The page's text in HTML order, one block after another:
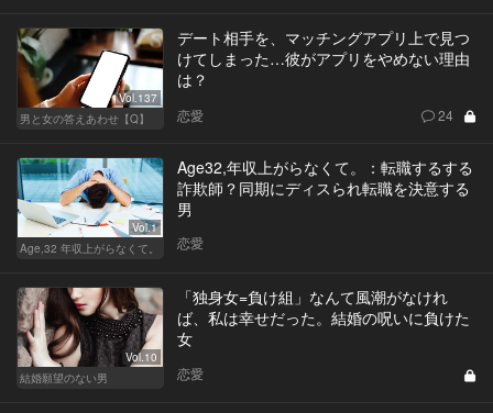
Vol.137
男と女の答えあわせ【Q】
デート相手を、マッチングアプリ上で見つ
けてしまった…彼がアプリをやめない理由
は？
恋愛 24
Vol.1
Age,32 年収上がらなくて。
Age32,年収上がらなくて。：転職するする
詐欺師？同期にディスられ転職を決意する
男
恋愛
Vol.10
結婚願望のない男
「独身女=負け組」なんて風潮がなけれ
ば、私は幸せだった。結婚の呪いに負けた
女
恋愛